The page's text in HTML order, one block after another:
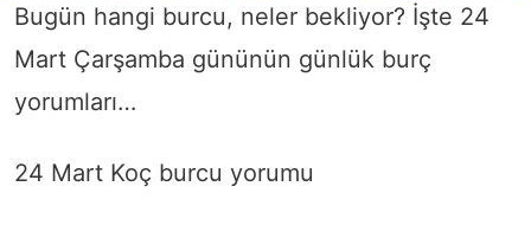
Bugün hangi burcu, neler bekliyor? İşte 24
Mart Çarşamba gününün günlük burç
yorumları…
24 Mart Koç burcu yorumu